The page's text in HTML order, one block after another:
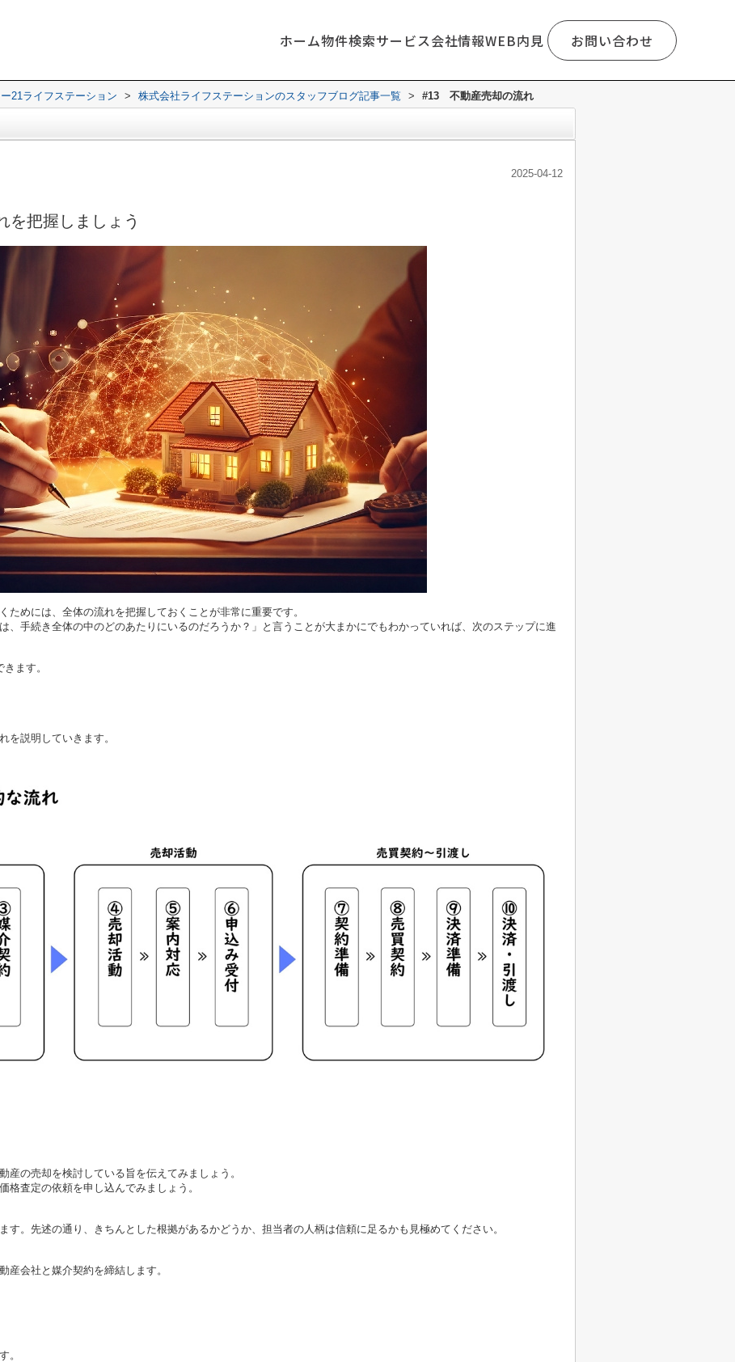
ホーム物件検索サービス会社情報WEB内見 お問い合わせ
21ライフステーション > 株式会社ライフステーションのスタッフブログ記事一覧 > #13 不動産売却の流れ
2025-04-12
を把握しましょう
ためには、全体の流れを把握しておくことが非常に重要です。
、手続き全体の中のどのあたりにいるのだろうか？」と言うことが大まかにでもわかっていれば、次のステップに進
ます。
を説明していきます。
産の売却を検討している旨を伝えてみましょう。
格査定の依頼を申し込んでみましょう。
す。 先述の通り、きちんとした根拠があるかどうか、担当者の人柄は信頼に足るかも見極めてください。
産会社と媒介契約を締結します。
。